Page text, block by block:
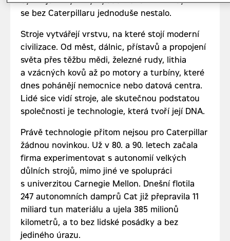
se bez Caterpillaru jednoduše nestalo.
Stroje vytvářejí vrstvu, na které stojí moderní
civilizace. Od měst, dálnic, přístavů a propojení
světa přes těžbu mědi, železné rudy, lithia
a vzácných kovů až po motory a turbíny, které
dnes pohánějí nemocnice nebo datová centra.
Lidé sice vidí stroje, ale skutečnou podstatou
společnosti je technologie, která tvoří její DNA.
Právě technologie přitom nejsou pro Caterpillar
žádnou novinkou. Už v 80. a 90. letech začala
firma experimentovat s autonomií velkých
důlních strojů, mimo jiné ve spolupráci
s univerzitou Carnegie Mellon. Dnešní flotila
247 autonomních damprů Cat již přepravila 11
miliard tun materiálu a ujela 385 milionů
kilometrů, a to bez lidské posádky a bez
jediného úrazu.